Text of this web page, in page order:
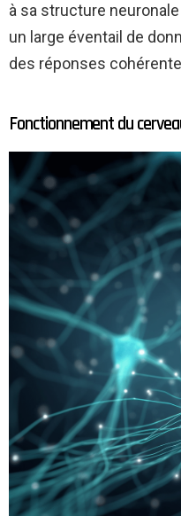
à sa structure
un large éventail de
des réponses
Fonctionnement du